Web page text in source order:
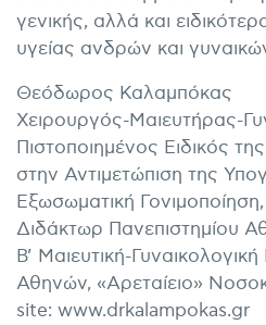
γενικής, αλλά και
υγείας ανδρών και
Θεόδωρος Καλαμπόκας
Χειρουργός-Μαιευτήρας-
Πιστοποιημένος Ειδικός
στην Αντιμετώπιση της
Εξωσωματική Γονιμοποίηση,
Διδάκτωρ Πανεπιστημίου
Β’ Μαιευτική-
Αθηνών, «Αρεταίειο»
site: www.drkalampokas.gr